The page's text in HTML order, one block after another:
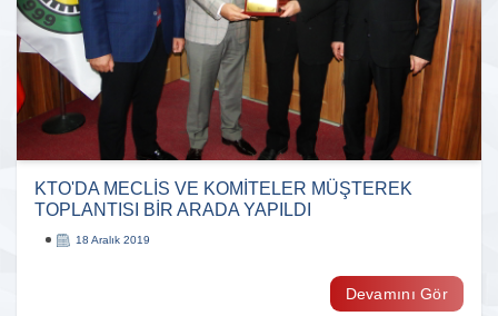
KTO'DA MECLİS VE KOMİTELER MÜŞTEREK
TOPLANTISI BİR ARADA YAPILDI
18 Aralık 2019
Devamını Gör